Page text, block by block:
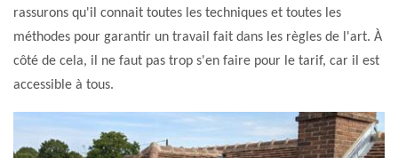
rassurons qu'il connait toutes les techniques et toutes les
méthodes pour garantir un travail fait dans les règles de l'art. À
côté de cela, il ne faut pas trop s'en faire pour le tarif, car il est
accessible à tous.